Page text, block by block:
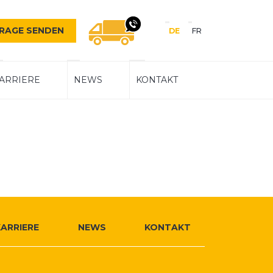
SENDEN
Sprache
DE FR
NEWS KONTAKT
NEWS KONTAKT